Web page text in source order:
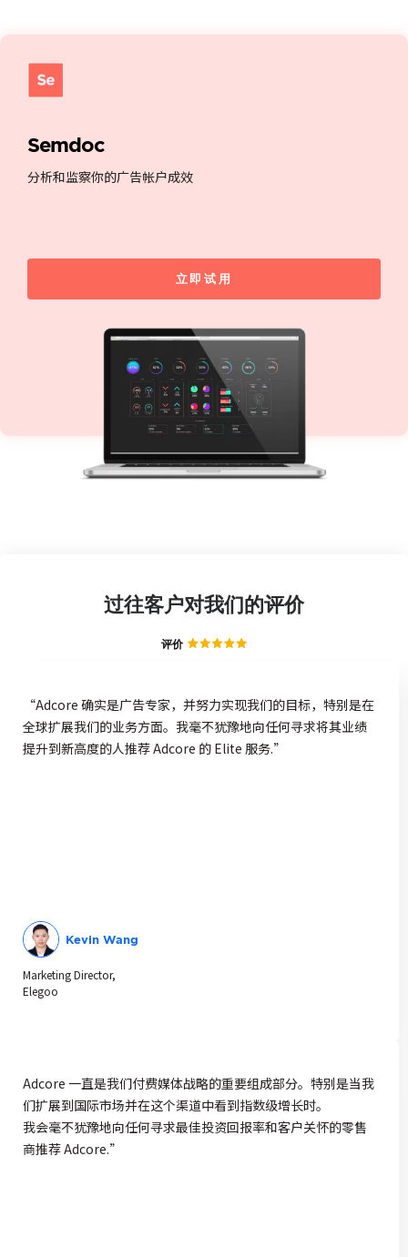
Semdoc
分析和监察你的广告帐户成效
立即试用
过往客户对我们的评价
评价
“Adcore 确实是广告专家，并努力实现我们的目标，特别是在
全球扩展我们的业务方面。我毫不犹豫地向任何寻求将其业绩
提升到新高度的人推荐 Adcore 的 Elite 服务.”
Kevin Wang
Marketing Director,
Elegoo
Adcore 一直是我们付费媒体战略的重要组成部分。特别是当我
们扩展到国际市场并在这个渠道中看到指数级增长时。
我会毫不犹豫地向任何寻求最佳投资回报率和客户关怀的零售
商推荐 Adcore.”